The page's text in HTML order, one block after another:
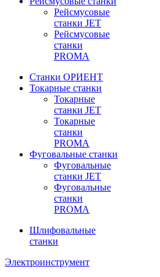
Рейсмусовые
станки JET
Рейсмусовые
станки
PROMA
Станки ОРИЕНТ
Токарные станки
Toкарные
станки JET
Токарные
станки
PROMA
Фуговальные станки
Фуговальные
станки JET
Фуговальные
станки
PROMA
Шлифовальные
станки
Электроинструмент